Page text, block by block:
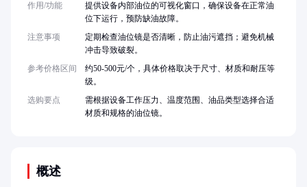
概述
作用/功能
提供设备内部油位的可视化窗口，确保设备在正常油
位下运行，预防缺油故障。
注意事项
定期检查油位镜是否清晰，防止油污遮挡；避免机械
冲击导致破裂。
参考价格区间
约50-500元/个，具体价格取决于尺寸、材质和耐压等
级。
选购要点
需根据设备工作压力、温度范围、油品类型选择合适
材质和规格的油位镜。